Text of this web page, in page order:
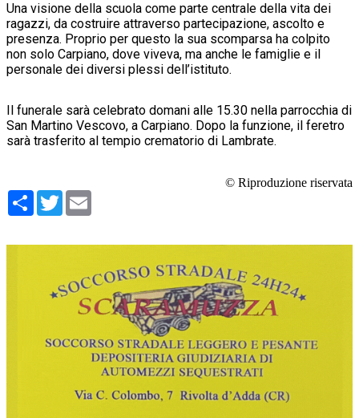
Una visione della scuola come parte centrale della vita dei
ragazzi, da costruire attraverso partecipazione, ascolto e
presenza. Proprio per questo la sua scomparsa ha colpito
non solo Carpiano, dove viveva, ma anche le famiglie e il
personale dei diversi plessi dell’istituto.
Il funerale sarà celebrato domani alle 15.30 nella parrocchia di
San Martino Vescovo, a Carpiano. Dopo la funzione, il feretro
sarà trasferito al tempio crematorio di Lambrate.
© Riproduzione riservata
Condividi
Twitter